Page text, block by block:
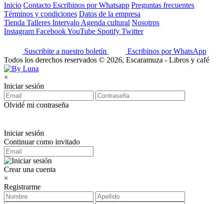
Inicio Contacto Escribinos por Whatsapp Preguntas frecuentes
Términos y condiciones Datos de la empresa
Tienda Talleres Intervalo Agenda cultural Nosotros
Instagram FacebookYouTube Spotify Twitter
Suscribite a nuestro boletín
Escribinos por WhatsApp
Todos los derechos reservados © 2026, Escaramuza - Libros y café
×
Iniciar sesión
Olvidé mi contraseña
Iniciar sesión
Continuar como invitado
Crear una cuenta
×
Registrarme